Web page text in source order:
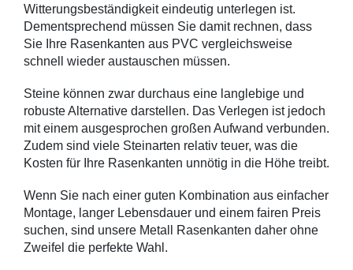
Witterungsbeständigkeit eindeutig unterlegen ist.
Dementsprechend müssen Sie damit rechnen, dass
Sie Ihre Rasenkanten aus PVC vergleichsweise
schnell wieder austauschen müssen.
Steine können zwar durchaus eine langlebige und
robuste Alternative darstellen. Das Verlegen ist jedoch
mit einem ausgesprochen großen Aufwand verbunden.
Zudem sind viele Steinarten relativ teuer, was die
Kosten für Ihre Rasenkanten unnötig in die Höhe treibt.
Wenn Sie nach einer guten Kombination aus einfacher
Montage, langer Lebensdauer und einem fairen Preis
suchen, sind unsere Metall Rasenkanten daher ohne
Zweifel die perfekte Wahl.